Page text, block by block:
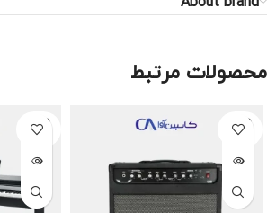
محصولات مرتبط
SOLD
OUT
SOLD
OUT